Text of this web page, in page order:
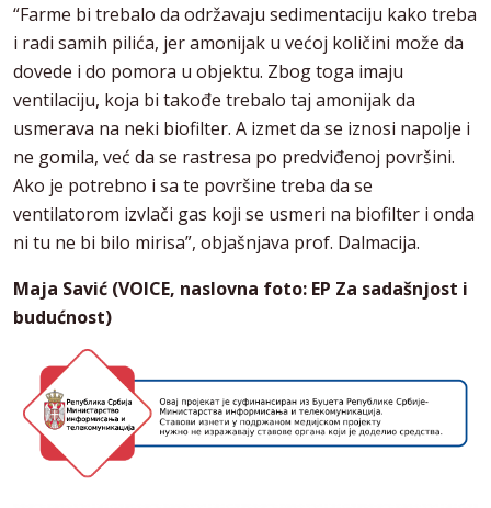
“Farme bi trebalo da održavaju sedimentaciju kako treba
i radi samih pilića, jer amonijak u većoj količini može da
dovede i do pomora u objektu. Zbog toga imaju
ventilaciju, koja bi takođe trebalo taj amonijak da
usmerava na neki biofilter. A izmet da se iznosi napolje i
ne gomila, već da se rastresa po predviđenoj površini.
Ako je potrebno i sa te površine treba da se
ventilatorom izvlači gas koji se usmeri na biofilter i onda
ni tu ne bi bilo mirisa”, objašnjava prof. Dalmacija.
Maja Savić (VOICE, naslovna foto: EP Za sadašnjost i
budućnost)